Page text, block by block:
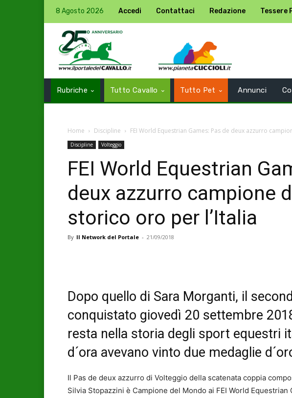
8 Agosto 2026 Accedi Contattaci Redazione Tessere
Rubriche Tutto Cavallo Tutto Pet Annunci
Home Discipline FEI World Equestrian Games: Pas de deux azzurro
Discipline Volteggio
FEI World Equestrian
deux azzurro campione
storico oro per l’Italia
By Il Network del Portale - 21/09/2018
Dopo quello di Sara Morganti, il
conquistato giovedì 20 settembre
resta nella storia degli sport equestri
d´ora avevano vinto due medaglie
Il Pas de deux azzurro di Volteggio della scatenata coppia
Silvia Stopazzini è Campione del Mondo ai FEI World